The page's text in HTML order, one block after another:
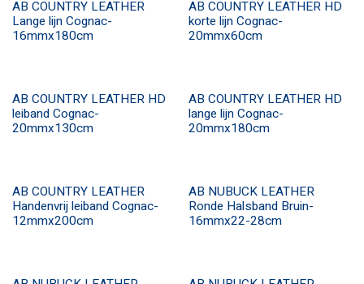
AB COUNTRY LEATHER
Lange lijn Cognac-
16mmx180cm
AB COUNTRY LEATHER HD
korte lijn Cognac-
20mmx60cm
AB COUNTRY LEATHER HD
leiband Cognac-
20mmx130cm
AB COUNTRY LEATHER HD
lange lijn Cognac-
20mmx180cm
AB COUNTRY LEATHER
Handenvrij leiband Cognac-
12mmx200cm
AB NUBUCK LEATHER
Ronde Halsband Bruin-
16mmx22-28cm